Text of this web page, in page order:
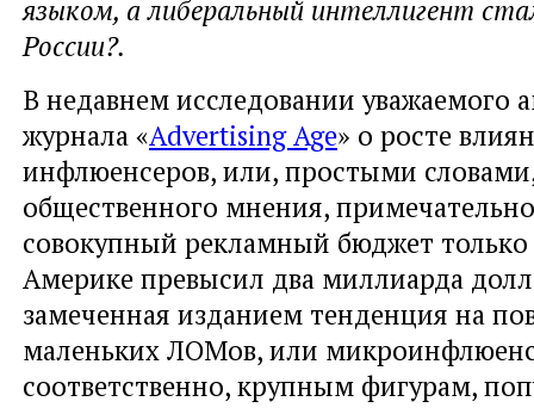
языком, а либеральный интеллигент
России?.
В недавнем исследовании уважаемого
журнала «Advertising Age» о росте
инфлюенсеров, или, простыми
общественного мнения,
совокупный рекламный бюджет только
Америке превысил два миллиарда
замеченная изданием тенденция на
маленьких ЛОМов, или
соответственно, крупным фигурам,